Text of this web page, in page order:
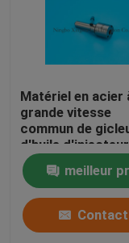
Matériel en acier
grande vitesse
commun de
d'huile
Denso du rail
DLLA155P960
meilleur
Contact